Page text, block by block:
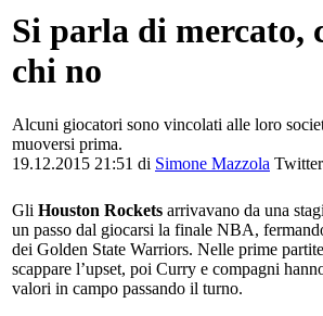
Si parla di mercato,
chi no
Alcuni giocatori sono vincolati alle loro
muoversi prima.
19.12.2015 21:51 di Simone Mazzola
Gli Houston Rockets arrivavano da una
un passo dal giocarsi la finale NBA,
dei Golden State Warriors. Nelle prime
scappare l’upset, poi Curry e compagni
valori in campo passando il turno.